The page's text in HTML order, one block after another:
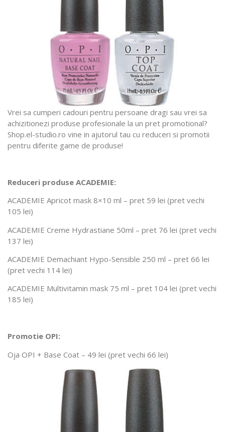
Vrei sa cumperi cadouri pentru persoane dragi sau vrei sa
achizitionezi produse profesionale la un pret promotional?
Shop.el-studio.ro vine in ajutorul tau cu reduceri si promotii
pentru diferite game de produse!
Reduceri produse ACADEMIE:
ACADEMIE Apricot mask 8×10 ml – pret 59 lei (pret vechi
105 lei)
ACADEMIE Creme Hydrastiane 50ml – pret 76 lei (pret vechi
137 lei)
ACADEMIE Demachiant Hypo-Sensible 250 ml – pret 66 lei
(pret vechi 114 lei)
ACADEMIE Multivitamin mask 75 ml – pret 104 lei (pret vechi
185 lei)
Promotie OPI:
Oja OPI + Base Coat – 49 lei (pret vechi 66 lei)